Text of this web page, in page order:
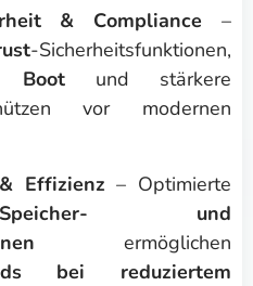
& Compliance –
-Sicherheitsfunktionen,
Bootund stärkere
vor modernen
Effizienz – Optimierte
und
ermöglichen
bei reduziertem